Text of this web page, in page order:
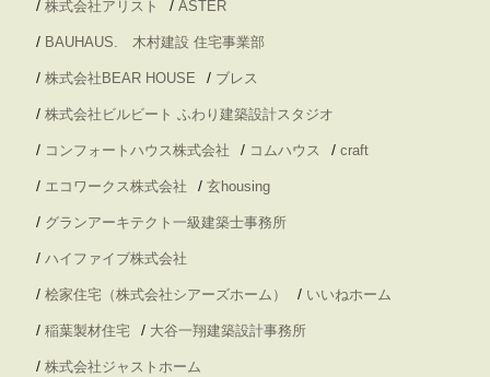
/ 株式会社アリスト / ASTER
/ BAUHAUS. 木村建設 住宅事業部
/ 株式会社BEAR HOUSE / ブレス
/ 株式会社ビルビート ふわり建築設計スタジオ
/ コンフォートハウス株式会社 / コムハウス / craft
/ エコワークス株式会社 / 玄housing
/ グランアーキテクト一級建築士事務所
/ ハイファイブ株式会社
/ 桧家住宅（株式会社シアーズホーム） / いいねホーム
/ 稲葉製材住宅 / 大谷一翔建築設計事務所
/ 株式会社ジャストホーム